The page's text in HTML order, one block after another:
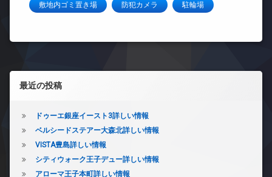
敷地内ゴミ置き場 防犯カメラ 駐輪場
左サイドバー
最近の投稿
ドゥーエ銀座イースト3詳しい情報
ベルシードステアー大森北詳しい情報
VISTA豊島詳しい情報
シティウォーク王子デュー詳しい情報
アローマ王子本町詳しい情報